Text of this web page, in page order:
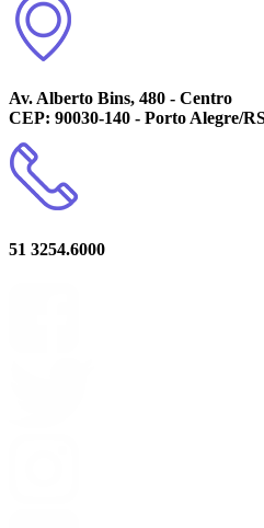
Av. Alberto Bins, 480 - Centro
CEP: 90030-140 - Porto Alegre/
51 3254.6000